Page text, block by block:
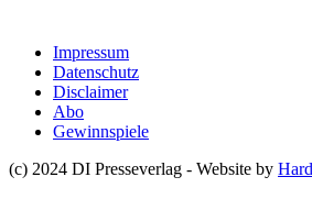
Impressum
Datenschutz
Disclaimer
Abo
Gewinnspiele
(c) 2024 DI Presseverlag - Website by